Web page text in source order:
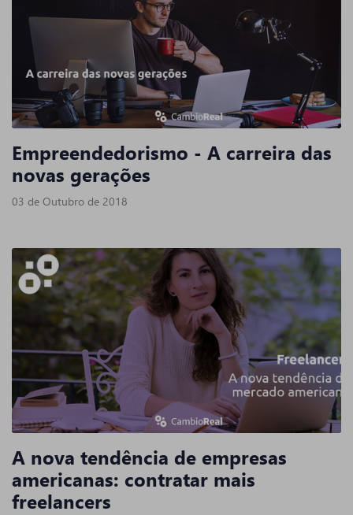
Empreendedorismo - A carreira das
novas gerações
03 de Outubro de 2018
A nova tendência de empresas
americanas: contratar mais
freelancers